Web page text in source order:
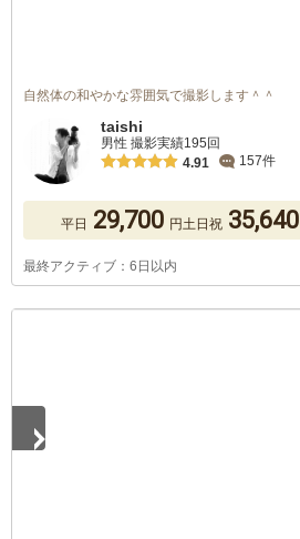
自然体の和やかな雰囲気で撮影します＾＾
taishi
男性 撮影実績195回
4.91
157件
平日 29,700 円土日祝 35,640
最終アクティブ：6日以内